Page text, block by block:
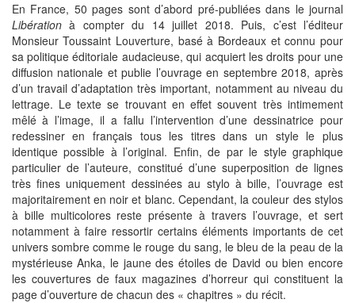
En France, 50 pages sont d’abord pré-publiées dans le journal
Libérationà compter du 14 juillet 2018. Puis, c’est l’éditeur
Monsieur Toussaint Louverture, basé à Bordeaux et connu pour
sa politique éditoriale audacieuse, qui acquiert les droits pour une
diffusion nationale et publie l’ouvrage en septembre 2018, après
d’un travail d’adaptation très important, notamment au niveau du
lettrage. Le texte se trouvant en effet souvent très intimement
mêlé à l’image, il a fallu l’intervention d’une dessinatrice pour
redessiner en français tous les titres dans un style le plus
identique possible à l’original. Enfin, de par le style graphique
particulier de l’auteure, constitué d’une superposition de lignes
très fines uniquement dessinées au stylo à bille, l’ouvrage est
majoritairement en noir et blanc. Cependant, la couleur des stylos
à bille multicolores reste présente à travers l’ouvrage, et sert
notamment à faire ressortir certains éléments importants de cet
univers sombre comme le rouge du sang, le bleu de la peau de la
mystérieuse Anka, le jaune des étoiles de David ou bien encore
les couvertures de faux magazines d’horreur qui constituent la
page d’ouverture de chacun des « chapitres » du récit.